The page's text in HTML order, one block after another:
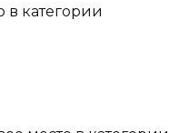
в категории